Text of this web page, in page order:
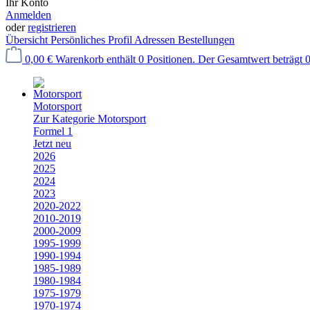
Ihr Konto
Anmelden
oderregistrieren
Übersicht Persönliches Profil Adressen Bestellungen
0,00 € Warenkorb enthält 0 Positionen. Der Gesamtwert beträgt
Motorsport
Zur Kategorie Motorsport
Formel 1
Jetzt neu
2026
2025
2024
2023
2020-2022
2010-2019
2000-2009
1995-1999
1990-1994
1985-1989
1980-1984
1975-1979
1970-1974